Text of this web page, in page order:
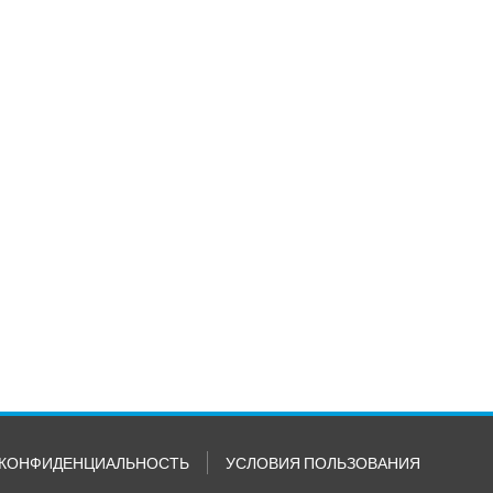
КОНФИДЕНЦИАЛЬНОСТЬ УСЛОВИЯ ПОЛЬЗОВАНИЯ